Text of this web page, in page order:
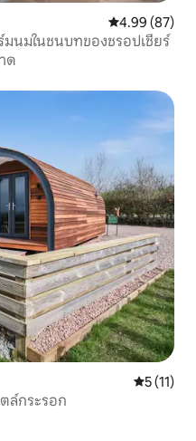
คะแนนเฉลี่ย
4.99 (87)
นมในชนบทของชรอปเชียร์
ด
คะแนนเฉ
5 (11)
ล์กระรอก